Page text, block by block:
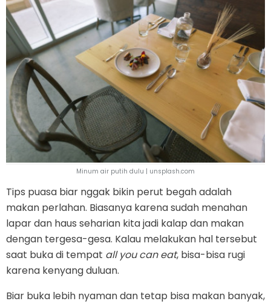
Minum air putih dulu | unsplash.com
Tips puasa biar nggak bikin perut begah adalah
makan perlahan. Biasanya karena sudah menahan
lapar dan haus seharian kita jadi kalap dan makan
dengan tergesa-gesa. Kalau melakukan hal tersebut
saat buka di tempat all you can eat, bisa-bisa rugi
karena kenyang duluan.
Biar buka lebih nyaman dan tetap bisa makan banyak,